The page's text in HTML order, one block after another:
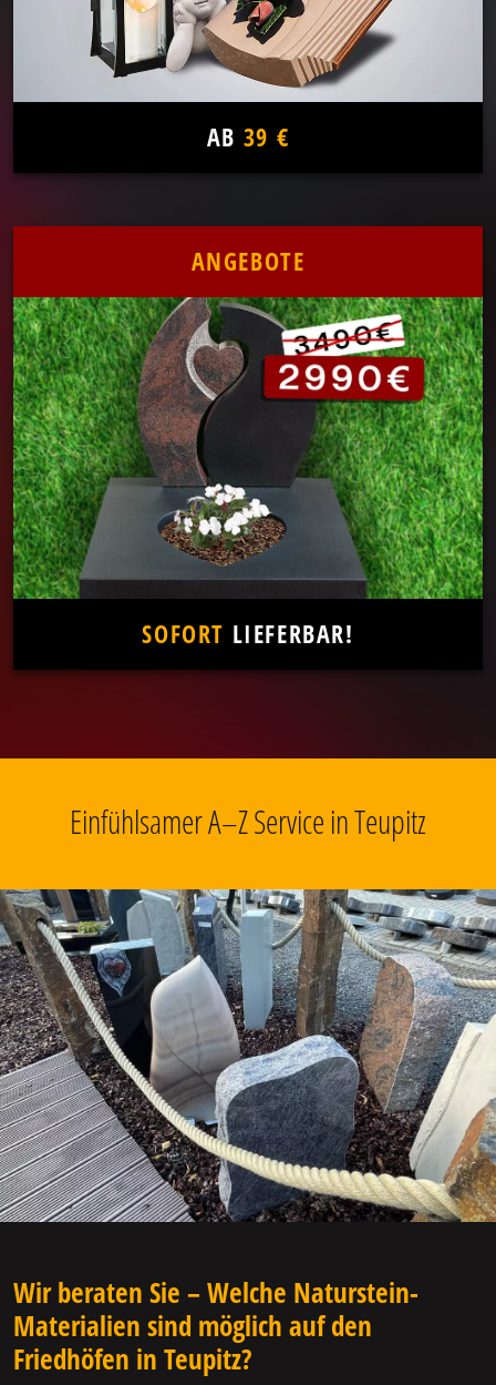
AB 39 €
ANGEBOTE
SOFORT LIEFERBAR!
Einfühlsamer A–Z Service in Teupitz
Wir beraten Sie – Welche Naturstein-
Materialien sind möglich auf den
Friedhöfen in Teupitz?